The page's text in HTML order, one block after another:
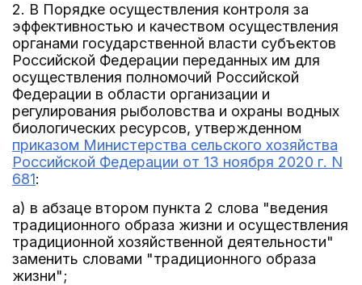
2. В Порядке осуществления контроля за
эффективностью и качеством осуществления
органами государственной власти субъектов
Российской Федерации переданных им для
осуществления полномочий Российской
Федерации в области организации и
регулирования рыболовства и охраны водных
биологических ресурсов, утвержденном
приказом Министерства сельского хозяйства
Российской Федерации от 13 ноября 2020 г. N
681:
а) в абзаце втором пункта 2 слова "ведения
традиционного образа жизни и осуществления
традиционной хозяйственной деятельности"
заменить словами "традиционного образа
жизни";